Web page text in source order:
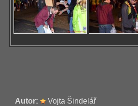
Autor:
Vojta Šindelář